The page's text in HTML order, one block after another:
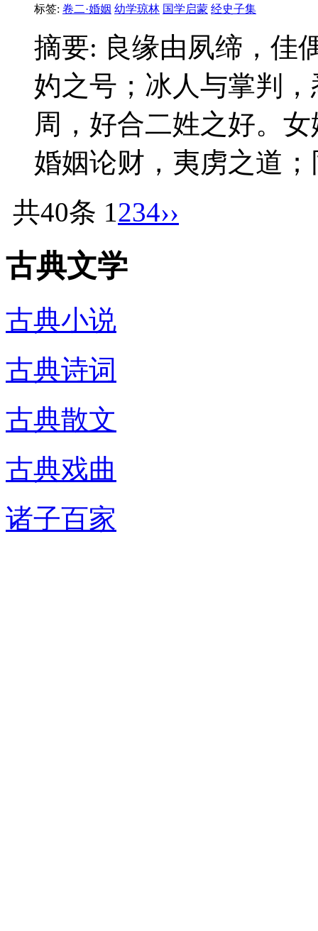
标签: 卷二·婚姻 幼学琼林 国学启蒙 经史子集
摘要: 良缘由夙缔，佳
妁之号；冰人与掌判
周，好合二姓之好
婚姻论财，夷虏之道
共40条 1234››
古典文学
古典小说
古典诗词
古典散文
古典戏曲
诸子百家